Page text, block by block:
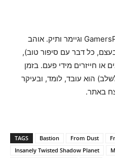
עורך התוכן הראשי של אתר GamersPack וגיימר ותיק. אוהב
כל דבר עם סיפור טוב),
או חייזרים מידי פעם. בזמן
הוא עובד, לומד, ובעיקר
באתר.
TAGS Bastion From Dust
Insanely Twisted Shadow Planet